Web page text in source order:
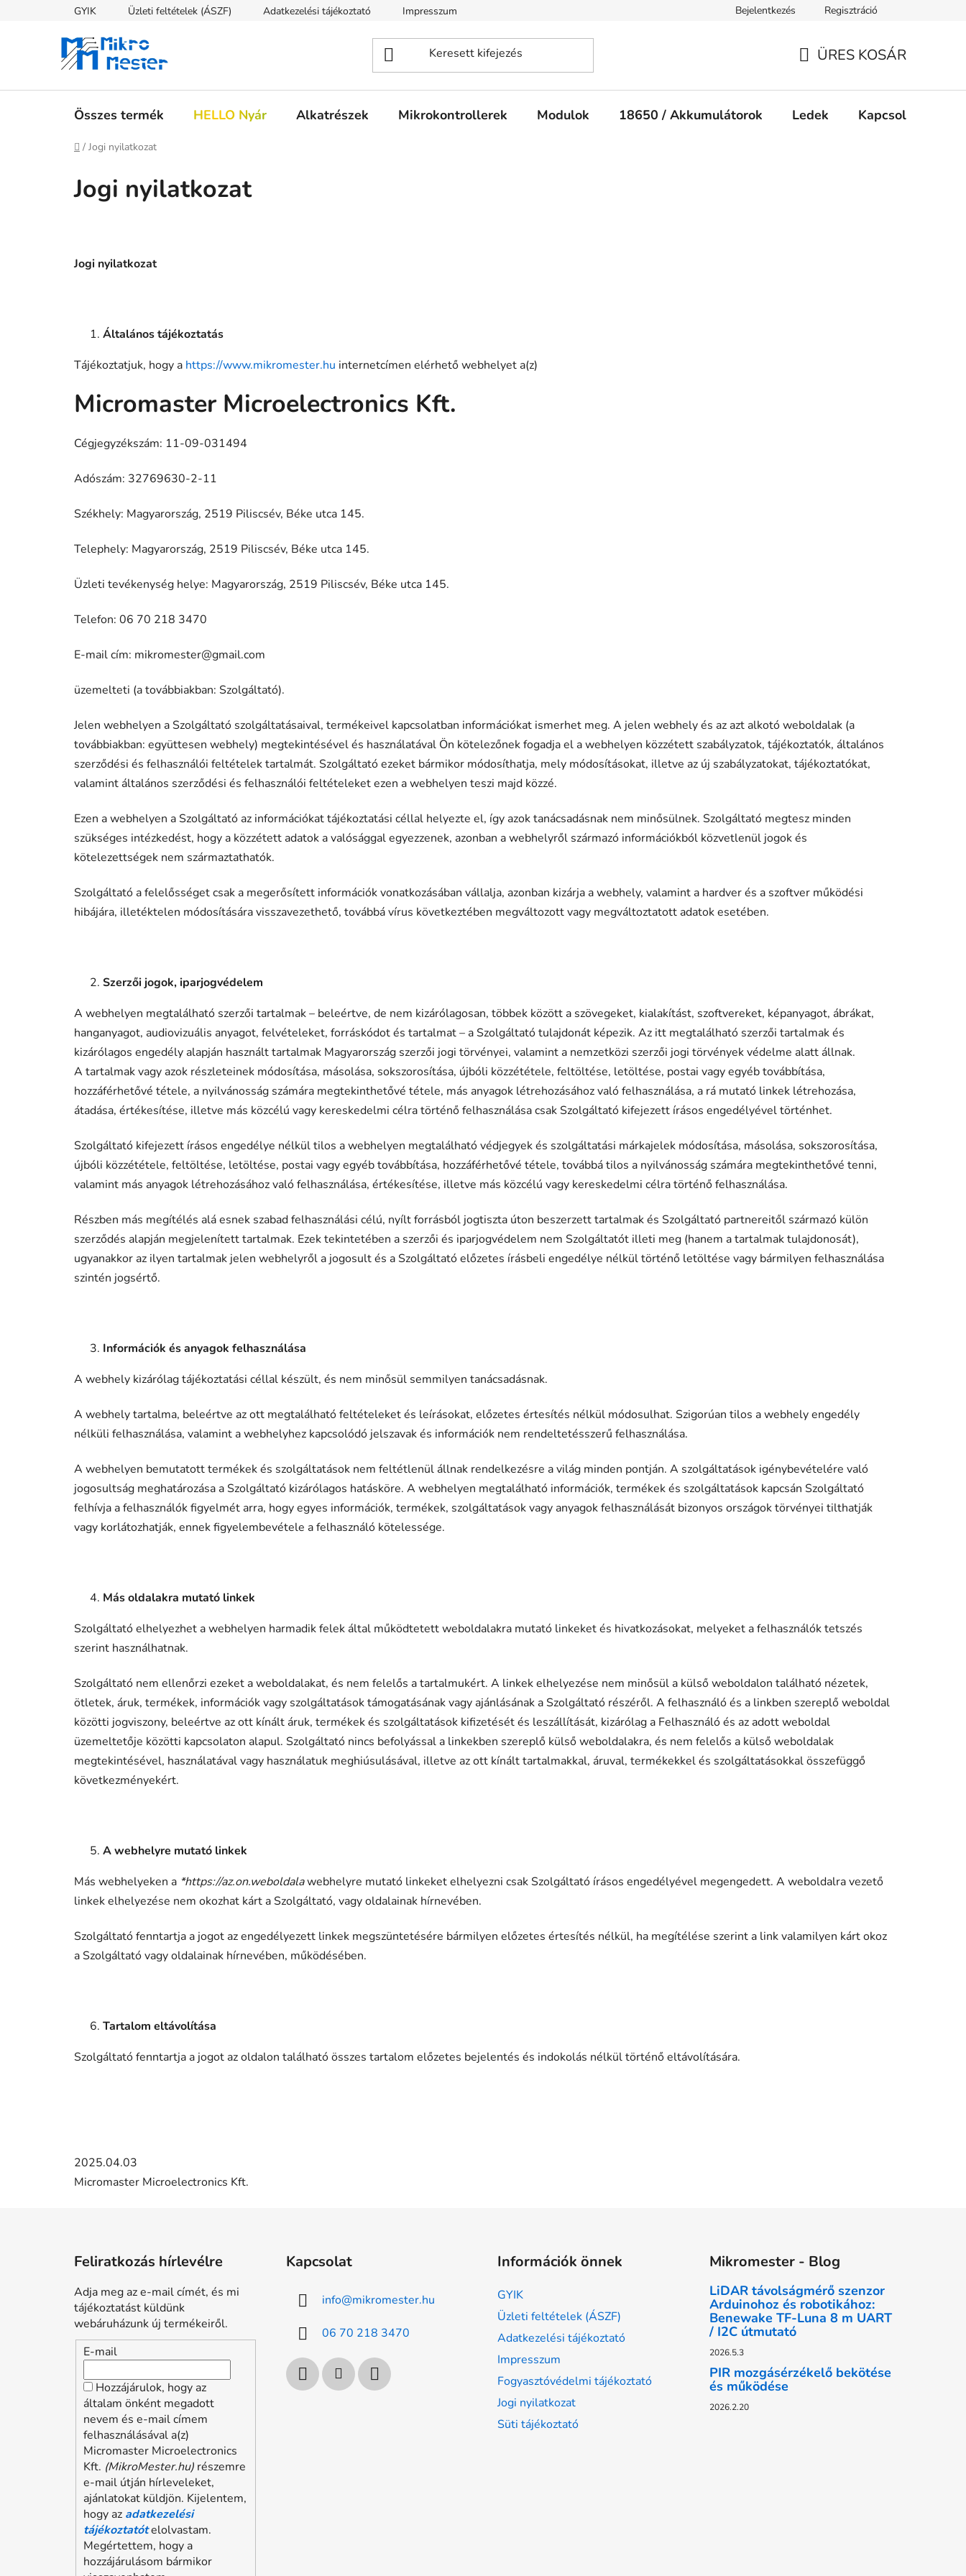
tartalomhoz
GYIK Üzleti feltételek (ÁSZF) Adatkezelési tájékoztató Impresszum Süti tájékoztató
Bejelentkezés Regisztráció
ÜRES KOSÁR
Összes termék HELLO Nyár Alkatrészek Mikrokontrollerek Modulok 18650 / Akkumulátorok Ledek Kapcsolók
Kezdőlap
/ Jogi nyilatkozat
Jogi nyilatkozat
Jogi nyilatkozat
Általános tájékoztatás
Tájékoztatjuk, hogy a https://www.mikromester.hu internetcímen elérhető webhelyet a(z)
Micromaster Microelectronics Kft.
Cégjegyzékszám: 11-09-031494
Adószám: 32769630-2-11
Székhely: Magyarország, 2519 Piliscsév, Béke utca 145.
Telephely: Magyarország, 2519 Piliscsév, Béke utca 145.
Üzleti tevékenység helye: Magyarország, 2519 Piliscsév, Béke utca 145.
Telefon: 06 70 218 3470
E-mail cím: mikromester@gmail.com
üzemelteti (a továbbiakban: Szolgáltató).
Jelen webhelyen a Szolgáltató szolgáltatásaival, termékeivel kapcsolatban információkat ismerhet meg. A jelen webhely és az azt alkotó weboldalak (a
továbbiakban: együttesen webhely) megtekintésével és használatával Ön kötelezőnek fogadja el a webhelyen közzétett szabályzatok, tájékoztatók, általános
szerződési és felhasználói feltételek tartalmát. Szolgáltató ezeket bármikor módosíthatja, mely módosításokat, illetve az új szabályzatokat, tájékoztatókat,
valamint általános szerződési és felhasználói feltételeket ezen a webhelyen teszi majd közzé.
Ezen a webhelyen a Szolgáltató az információkat tájékoztatási céllal helyezte el, így azok tanácsadásnak nem minősülnek. Szolgáltató megtesz minden
szükséges intézkedést, hogy a közzétett adatok a valósággal egyezzenek, azonban a webhelyről származó információkból közvetlenül jogok és
kötelezettségek nem származtathatók.
Szolgáltató a felelősséget csak a megerősített információk vonatkozásában vállalja, azonban kizárja a webhely, valamint a hardver és a szoftver működési
hibájára, illetéktelen módosítására visszavezethető, továbbá vírus következtében megváltozott vagy megváltoztatott adatok esetében.
Szerzői jogok, iparjogvédelem
A webhelyen megtalálható szerzői tartalmak – beleértve, de nem kizárólagosan, többek között a szövegeket, kialakítást, szoftvereket, képanyagot, ábrákat,
hanganyagot, audiovizuális anyagot, felvételeket, forráskódot és tartalmat – a Szolgáltató tulajdonát képezik. Az itt megtalálható szerzői tartalmak és
kizárólagos engedély alapján használt tartalmak Magyarország szerzői jogi törvényei, valamint a nemzetközi szerzői jogi törvények védelme alatt állnak.
A tartalmak vagy azok részleteinek módosítása, másolása, sokszorosítása, újbóli közzététele, feltöltése, letöltése, postai vagy egyéb továbbítása,
hozzáférhetővé tétele, a nyilvánosság számára megtekinthetővé tétele, más anyagok létrehozásához való felhasználása, a rá mutató linkek létrehozása,
átadása, értékesítése, illetve más közcélú vagy kereskedelmi célra történő felhasználása csak Szolgáltató kifejezett írásos engedélyével történhet.
Szolgáltató kifejezett írásos engedélye nélkül tilos a webhelyen megtalálható védjegyek és szolgáltatási márkajelek módosítása, másolása, sokszorosítása,
újbóli közzététele, feltöltése, letöltése, postai vagy egyéb továbbítása, hozzáférhetővé tétele, továbbá tilos a nyilvánosság számára megtekinthetővé tenni,
valamint más anyagok létrehozásához való felhasználása, értékesítése, illetve más közcélú vagy kereskedelmi célra történő felhasználása.
Részben más megítélés alá esnek szabad felhasználási célú, nyílt forrásból jogtiszta úton beszerzett tartalmak és Szolgáltató partnereitől származó külön
szerződés alapján megjelenített tartalmak. Ezek tekintetében a szerzői és iparjogvédelem nem Szolgáltatót illeti meg (hanem a tartalmak tulajdonosát),
ugyanakkor az ilyen tartalmak jelen webhelyről a jogosult és a Szolgáltató előzetes írásbeli engedélye nélkül történő letöltése vagy bármilyen felhasználása
szintén jogsértő.
Információk és anyagok felhasználása
A webhely kizárólag tájékoztatási céllal készült, és nem minősül semmilyen tanácsadásnak.
A webhely tartalma, beleértve az ott megtalálható feltételeket és leírásokat, előzetes értesítés nélkül módosulhat. Szigorúan tilos a webhely engedély
nélküli felhasználása, valamint a webhelyhez kapcsolódó jelszavak és információk nem rendeltetésszerű felhasználása.
A webhelyen bemutatott termékek és szolgáltatások nem feltétlenül állnak rendelkezésre a világ minden pontján. A szolgáltatások igénybevételére való
jogosultság meghatározása a Szolgáltató kizárólagos hatásköre. A webhelyen megtalálható információk, termékek és szolgáltatások kapcsán Szolgáltató
felhívja a felhasználók figyelmét arra, hogy egyes információk, termékek, szolgáltatások vagy anyagok felhasználását bizonyos országok törvényei tilthatják
vagy korlátozhatják, ennek figyelembevétele a felhasználó kötelessége.
Más oldalakra mutató linkek
Szolgáltató elhelyezhet a webhelyen harmadik felek által működtetett weboldalakra mutató linkeket és hivatkozásokat, melyeket a felhasználók tetszés
szerint használhatnak.
Szolgáltató nem ellenőrzi ezeket a weboldalakat, és nem felelős a tartalmukért. A linkek elhelyezése nem minősül a külső weboldalon található nézetek,
ötletek, áruk, termékek, információk vagy szolgáltatások támogatásának vagy ajánlásának a Szolgáltató részéről. A felhasználó és a linkben szereplő weboldal
közötti jogviszony, beleértve az ott kínált áruk, termékek és szolgáltatások kifizetését és leszállítását, kizárólag a Felhasználó és az adott weboldal
üzemeltetője közötti kapcsolaton alapul. Szolgáltató nincs befolyással a linkekben szereplő külső weboldalakra, és nem felelős a külső weboldalak
megtekintésével, használatával vagy használatuk meghiúsulásával, illetve az ott kínált tartalmakkal, áruval, termékekkel és szolgáltatásokkal összefüggő
következményekért.
A webhelyre mutató linkek
Más webhelyeken a *https://az.on.weboldalawebhelyre mutató linkeket elhelyezni csak Szolgáltató írásos engedélyével megengedett. A weboldalra vezető
linkek elhelyezése nem okozhat kárt a Szolgáltató, vagy oldalainak hírnevében.
Szolgáltató fenntartja a jogot az engedélyezett linkek megszüntetésére bármilyen előzetes értesítés nélkül, ha megítélése szerint a link valamilyen kárt okoz
a Szolgáltató vagy oldalainak hírnevében, működésében.
Tartalom eltávolítása
Szolgáltató fenntartja a jogot az oldalon található összes tartalom előzetes bejelentés és indokolás nélkül történő eltávolítására.
2025.04.03
Micromaster Microelectronics Kft.
Feliratkozás hírlevélre
Adja meg az e-mail címét, és mi
tájékoztatást küldünk
webáruházunk új termékeiről.
E-mail
Hozzájárulok, hogy az
általam önként megadott
nevem és e-mail címem
felhasználásával a(z)
Micromaster Microelectronics
Kft. (MikroMester.hu) részemre
e-mail útján hírleveleket,
ajánlatokat küldjön. Kijelentem,
hogy az adatkezelési
tájékoztatótelolvastam.
Megértettem, hogy a
hozzájárulásom bármikor
Kapcsolat
info@mikromester.hu
06 70 218 3470
Információk önnek
GYIK
Üzleti feltételek (ÁSZF)
Adatkezelési tájékoztató
Impresszum
Fogyasztóvédelmi tájékoztató
Jogi nyilatkozat
Süti tájékoztató
Mikromester - Blog
LiDAR távolságmérő szenzor
Arduinohoz és robotikához:
Benewake TF-Luna 8 m UART
/ I2C útmutató
2026.5.3
PIR mozgásérzékelő bekötése
és működése
2026.2.20